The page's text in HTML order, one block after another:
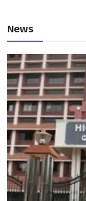
News